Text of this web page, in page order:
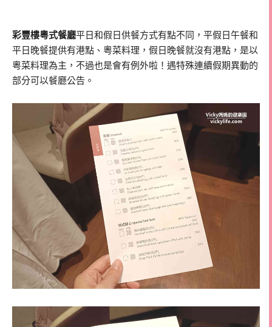
彩豐樓粵式餐廳平日和假日供餐方式有點不同，平假日午餐和
平日晚餐提供有港點、粵菜料理，假日晚餐就沒有港點，是以
粵菜料理為主，不過也是會有例外啦！遇特殊連續假期異動的
部分可以餐廳公告。